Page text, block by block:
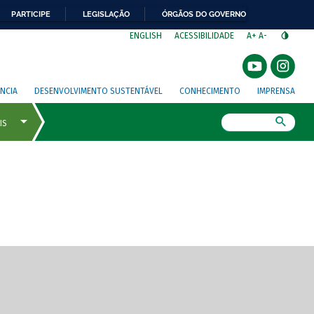
PARTICIPE LEGISLAÇÃO ÓRGÃOS DO GOVERNO
ENGLISH ACESSIBILIDADE A+ A-
DESENVOLVIMENTO SUSTENTÁVEL CONHECIMENTO IMPRENSA
de tela